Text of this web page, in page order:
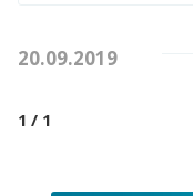
20.09.2019
1 / 1